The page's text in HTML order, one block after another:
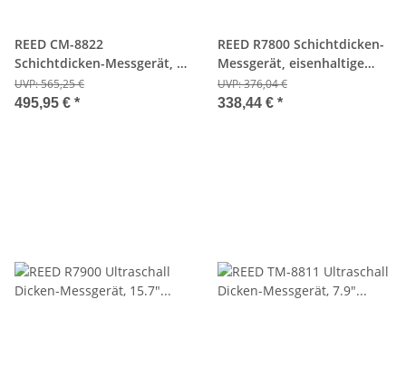
REED CM-8822
Schichtdicken-Messgerät, 0-
1000µm/0-40mils
UVP:565,25 €
495,95 € *
REED R7800 Schichtdicken-
Messgerät, eisenhaltige
oder nicht-eisenhaltige
Substratflächen
UVP:376,04 €
338,44 € *